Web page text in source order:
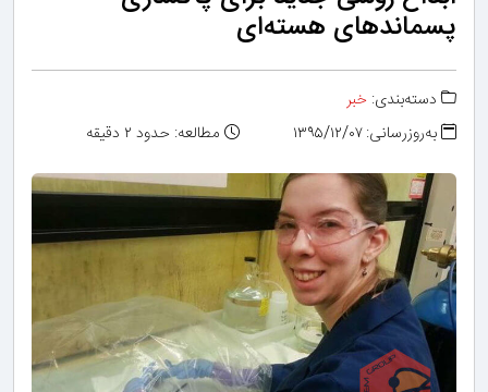
پسماندهای هسته‌ای
دسته‌بندی: خبر
به‌روزرسانی: ۱۳۹۵/۱۲/۰۷
مطالعه: حدود ۲ دقیقه